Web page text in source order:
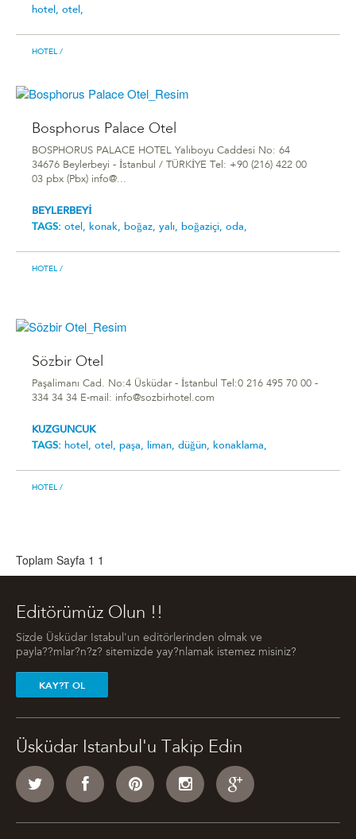
hotel, otel,
HOTEL/
Bosphorus Palace Otel
BOSPHORUS PALACE HOTEL Yalıboyu Caddesi No: 64
34676 Beylerbeyi - İstanbul / TÜRKİYE Tel: +90 (216) 422 00
03 pbx (Pbx) info@...
BEYLERBEYİ
TAGS: otel, konak, boğaz, yalı, boğaziçi, oda,
HOTEL/
Sözbir Otel
Paşalimanı Cad. No:4 Üsküdar - İstanbul Tel:0 216 495 70 00 -
334 34 34 E-mail: info@sozbirhotel.com
KUZGUNCUK
TAGS: hotel, otel, paşa, liman, düğün, konaklama,
HOTEL/
Toplam Sayfa 1 1
Editörümüz Olun !!
Sizde Üsküdar Istabul'un editörlerinden olmak ve
payla??mlar?n?z? sitemizde yay?nlamak istemez misiniz?
KAY?T OL
Üsküdar Istanbul'u Takip Edin